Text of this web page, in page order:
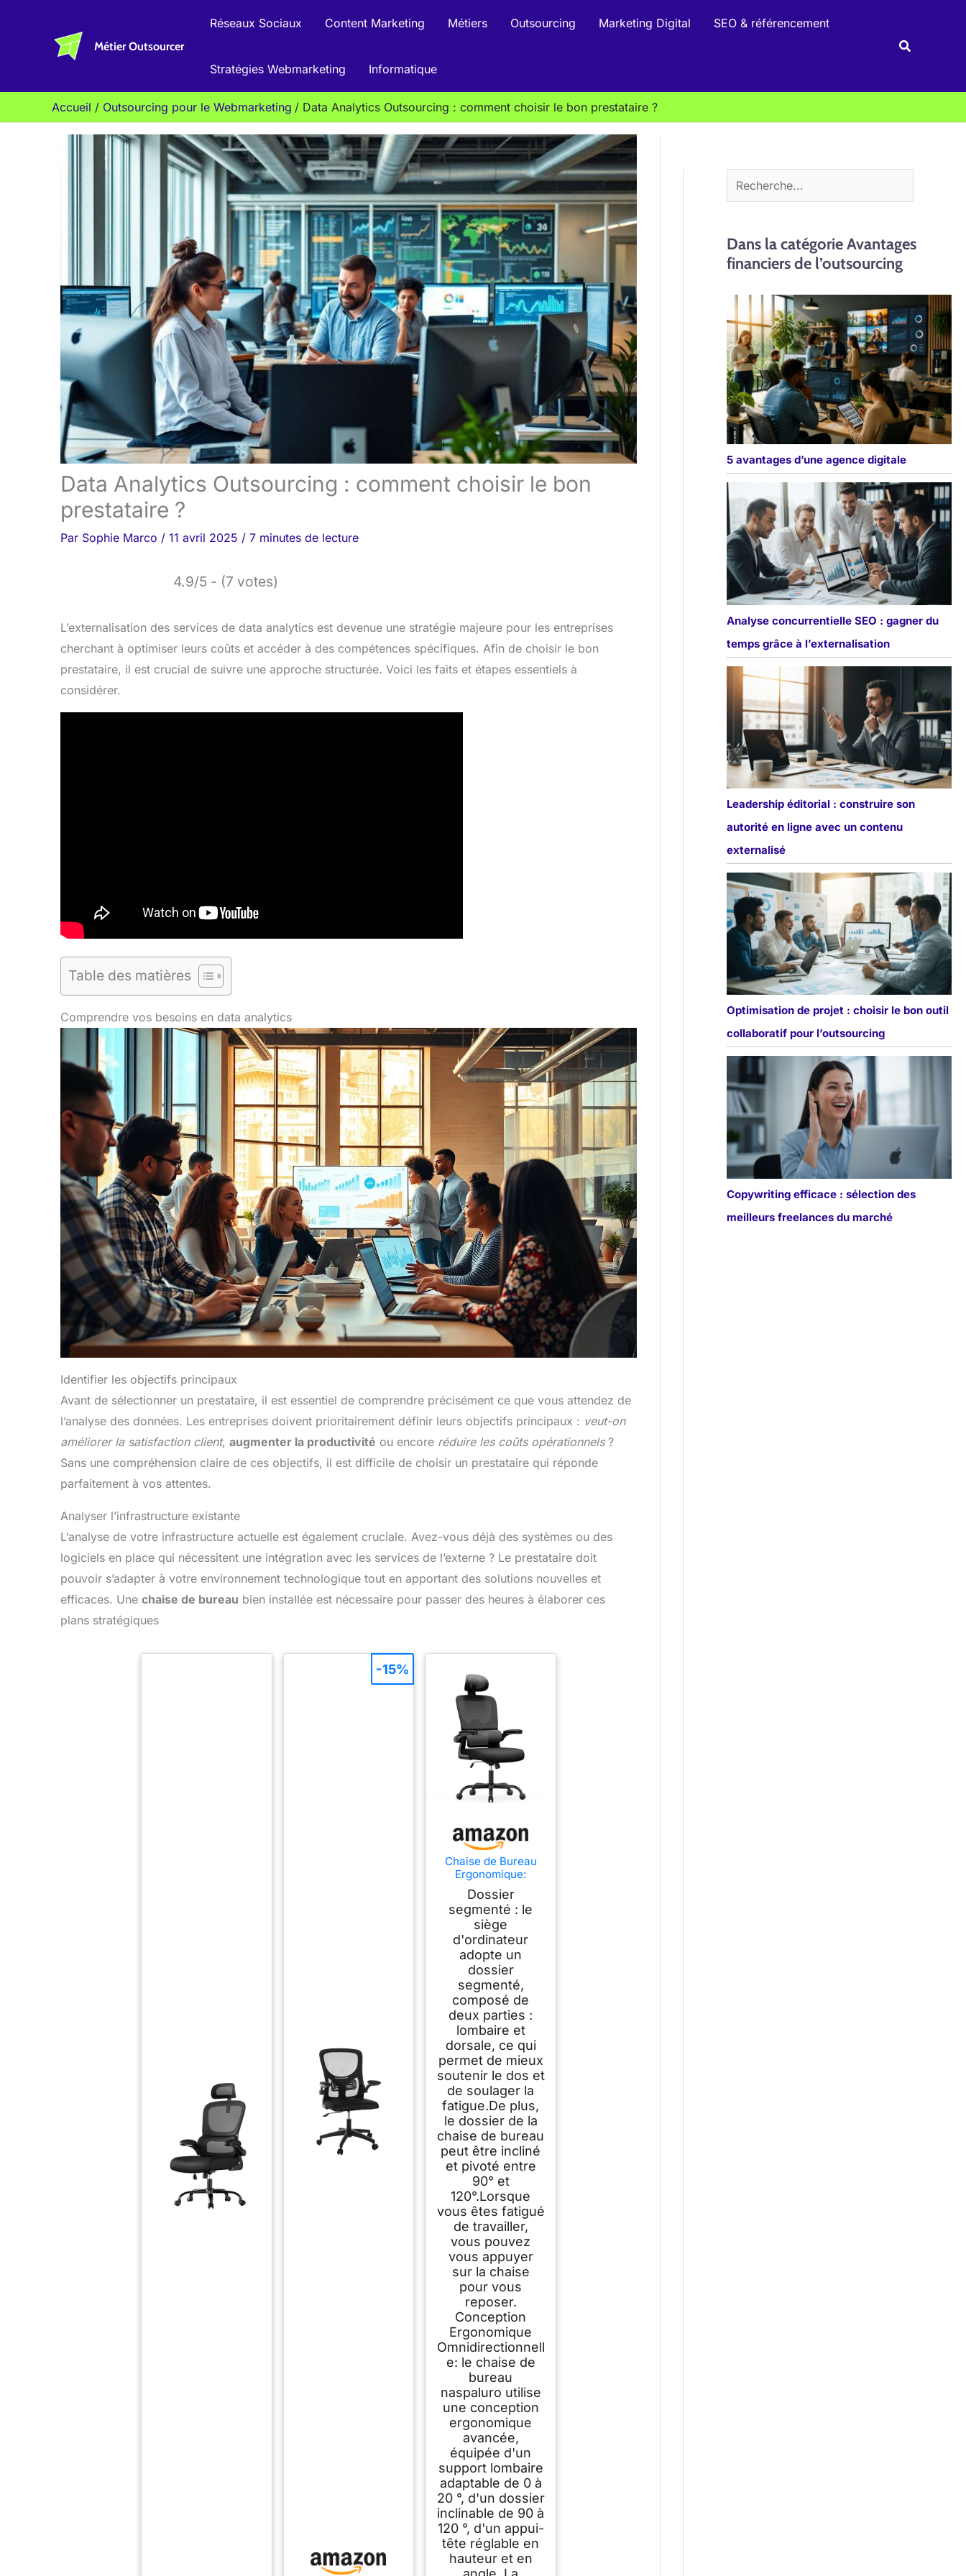
Métier Outsourcer
Réseaux Sociaux Content Marketing Métiers Outsourcing Marketing Digital SEO & référencement
Stratégies Webmarketing Informatique
Accueil Outsourcing pour le Webmarketing Data Analytics Outsourcing : comment choisir le bon prestataire ?
Data Analytics Outsourcing : comment choisir le bon
prestataire ?
Par Sophie Marco / 11 avril 2025 / 7 minutes de lecture
4.9/5 - (7 votes)
L’externalisation des services de data analytics est devenue une stratégie majeure pour les entreprises
cherchant à optimiser leurs coûts et accéder à des compétences spécifiques. Afin de choisir le bon
prestataire, il est crucial de suivre une approche structurée. Voici les faits et étapes essentiels à
considérer.
Table des matières
Comprendre vos besoins en data analytics
Identifier les objectifs principaux
Avant de sélectionner un prestataire, il est essentiel de comprendre précisément ce que vous attendez de
l’analyse des données. Les entreprises doivent prioritairement définir leurs objectifs principaux : veut-on
améliorer la satisfaction client, augmenter la productivité ou encore réduire les coûts opérationnels?
Sans une compréhension claire de ces objectifs, il est difficile de choisir un prestataire qui réponde
parfaitement à vos attentes.
Analyser l’infrastructure existante
L’analyse de votre infrastructure actuelle est également cruciale. Avez-vous déjà des systèmes ou des
logiciels en place qui nécessitent une intégration avec les services de l’externe ? Le prestataire doit
pouvoir s’adapter à votre environnement technologique tout en apportant des solutions nouvelles et
efficaces. Une chaise de bureau bien installée est nécessaire pour passer des heures à élaborer ces
plans stratégiques
-15%
Chaise de Bureau
Ergonomique:
Fauteuil Bureau
avec Support
Lombaire en
C,Dossier et Appui-
tête
Réglables,Reversibl
e Armrest,Siege en
Maille Respirante
Convient à la
Maison Bureau
,Lecture,Noir
Dossier
segmenté : le
siège
d'ordinateur
adopte un
dossier
segmenté,
composé de
deux parties :
lombaire et
dorsale, ce qui
permet de mieux
soutenir le dos et
de soulager la
fatigue.De plus,
le dossier de la
chaise de bureau
peut être incliné
et pivoté entre
90° et
120°.Lorsque
vous êtes fatigué
de travailler,
vous pouvez
vous appuyer
sur la chaise
pour vous
reposer.
Conception
Ergonomique
Omnidirectionnell
e: le chaise de
bureau
naspaluro utilise
une conception
ergonomique
avancée,
équipée d'un
support lombaire
adaptable de 0 à
20 °, d'un dossier
inclinable de 90 à
120 °, d'un appui-
tête réglable en
hauteur et en
r
h
Dans la catégorie Avantages
financiers de l’outsourcing
5 avantages d’une agence digitale
Analyse concurrentielle SEO : gagner du
temps grâce à l’externalisation
Leadership éditorial : construire son
autorité en ligne avec un contenu
externalisé
Optimisation de projet : choisir le bon outil
collaboratif pour l’outsourcing
Copywriting efficace : sélection des
meilleurs freelances du marché